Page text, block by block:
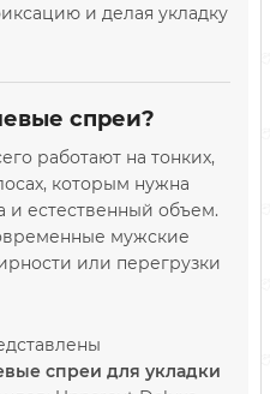
и делая укладку
спреи?
работают на тонких,
которым нужна
и естественный объем.
мужские
или перегрузки
спреи для укладки